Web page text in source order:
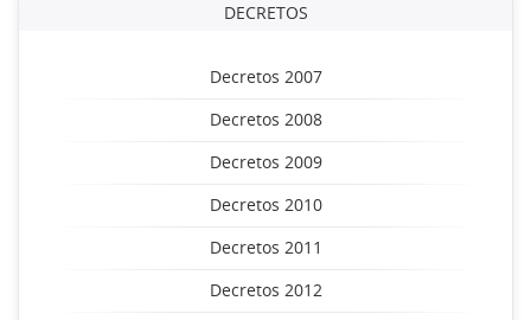
DECRETOS
Decretos 2007
Decretos 2008
Decretos 2009
Decretos 2010
Decretos 2011
Decretos 2012